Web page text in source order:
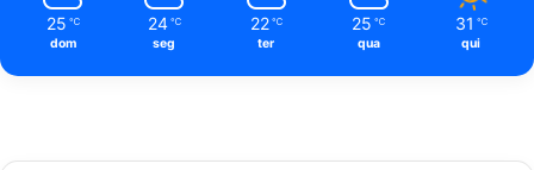
25 ℃
dom
24 ℃
seg
22 ℃
ter
25 ℃
qua
31 ℃
qui